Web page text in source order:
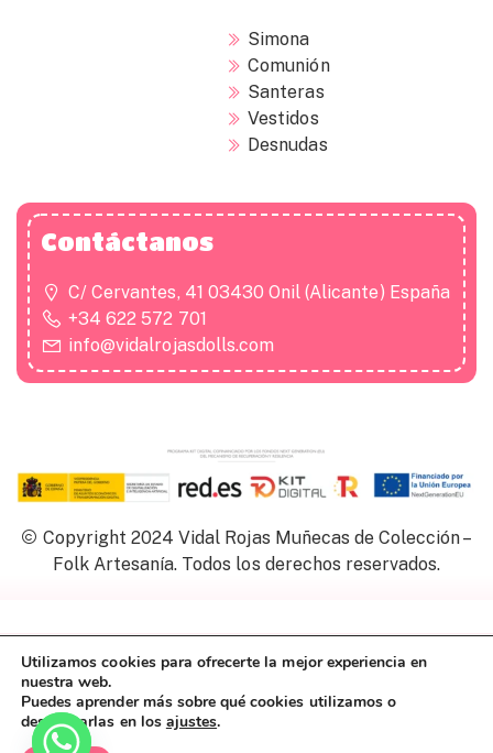
Simona
Comunión
Santeras
Vestidos
Desnudas
Contáctanos
C/ Cervantes, 41 03430 Onil (Alicante) España
+34 622 572 701
info@vidalrojasdolls.com
Copyright 2024 Vidal Rojas Muñecas de Colección –
Folk Artesanía. Todos los derechos reservados.
Política de Privacidad
Política de Cookies
Aviso Legal
Utilizamos cookies para ofrecerte la mejor experiencia en
nuestra web.
Puedes aprender más sobre qué cookies utilizamos o
desactivarlas en los ajustes.